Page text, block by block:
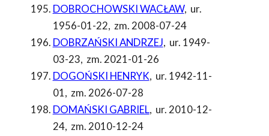
DOBROCHOWSKI WACŁAW, ur.
1956-01-22, zm. 2008-07-24
DOBRZAŃSKI ANDRZEJ, ur. 1949-
03-23, zm. 2021-01-26
DOGOŃSKI HENRYK, ur. 1942-11-
01, zm. 2026-07-28
DOMAŃSKI GABRIEL, ur. 2010-12-
24, zm. 2010-12-24